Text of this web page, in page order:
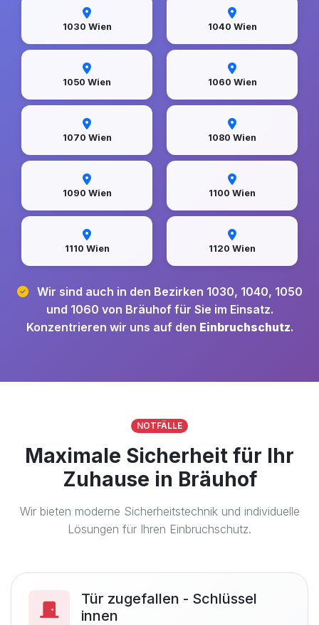
1030 Wien 1040 Wien
1050 Wien 1060 Wien
1070 Wien 1080 Wien
1090 Wien 1100 Wien
1110 Wien 1120 Wien
Wir sind auch in den Bezirken 1030, 1040, 1050
und 1060 von Bräuhof für Sie im Einsatz.
Konzentrieren wir uns auf den Einbruchschutz.
NOTFÄLLE
Maximale Sicherheit für Ihr
Zuhause in Bräuhof
Wir bieten moderne Sicherheitstechnik und individuelle
Lösungen für Ihren Einbruchschutz.
Tür zugefallen - Schlüssel
innen